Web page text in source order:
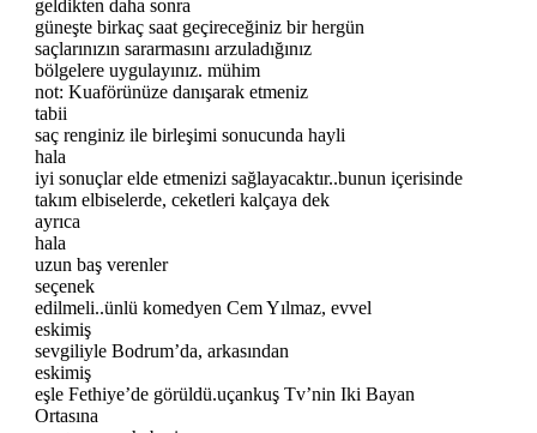
geldikten daha sonra
güneşte birkaç saat geçireceğiniz bir hergün
saçlarınızın sararmasını arzuladığınız
bölgelere uygulayınız. mühim
not: Kuaförünüze danışarak etmeniz
tabii
saç renginiz ile birleşimi sonucunda hayli
hala
iyi sonuçlar elde etmenizi sağlayacaktır..bunun içerisinde
takım elbiselerde, ceketleri kalçaya dek
ayrıca
hala
uzun baş verenler
seçenek
edilmeli..ünlü komedyen Cem Yılmaz, evvel
eskimiş
sevgiliyle Bodrum’da, arkasından
eskimiş
eşle Fethiye’de görüldü.uçankuş Tv’nin Iki Bayan
Ortasına